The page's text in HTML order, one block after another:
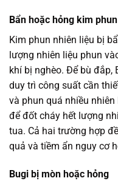
Bẩn hoặc hỏng kim
Kim phun nhiên liệu bị
lượng nhiên liệu phun
khí bị nghèo. Để bù đắp,
duy trì công suất cần
và phun quá nhiều nhiên
để đốt cháy hết lượng
tua. Cả hai trường hợp
quả và tiềm ẩn nguy cơ
Bugi bị mòn hoặc hỏng